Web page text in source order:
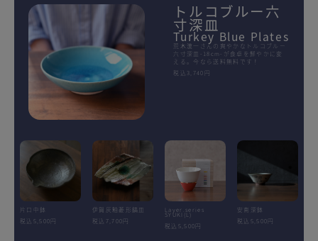
トルコブルー六
寸深皿
Turkey Blue Plates
荒木漢一さんの爽やかなトルコブルー
六寸深皿-18cm-が食卓を鮮やかに変
える。今なら送料無料です！
税込3,740円
片口中鉢
税込5,500円
伊賀灰釉菱形鎬皿
税込7,700円
Layer.series
SYUKI(L)
税込5,500円
安南深鉢
税込5,500円